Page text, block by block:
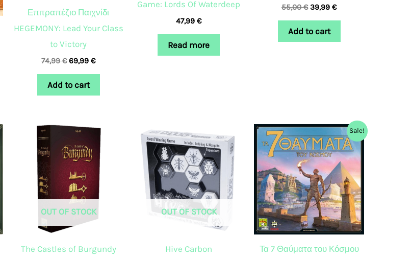
Επιτραπέζιο Παιχνίδι
HEGEMONY: Lead Your Class
to Victory
74,99€ 69,99 €
Add to cart
Game: Lords Of Waterdeep
47,99 €
Read more
55,00€ 39,99 €
Add to cart
OUT OF STOCK
The Castles of Burgundy
OUT OF STOCK
Hive Carbon
Sale!
Τα 7 Θαύματα του Κόσμου
Original
price
was:
45,99 €.
Current
price
is:
42,99 €.